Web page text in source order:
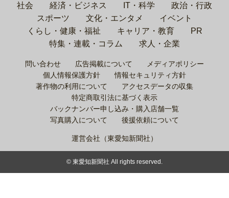
社会 経済・ビジネス IT・科学
政治・行政
スポーツ
文化・エンタメ
イベント
くらし・健康・福祉
キャリア・教育
PR
特集・連載・コラム
求人・企業
問い合わせ 広告掲載について
メディアポリシー
個人情報保護方針
情報セキュリティ方針
著作物の利用について
アクセスデータの収集
特定商取引法に基づく表示
バックナンバー申し込み・購入店舗一覧
写真購入について
後援依頼について
運営会社（東愛知新聞社）
© 東愛知新聞社 All rights reserved.